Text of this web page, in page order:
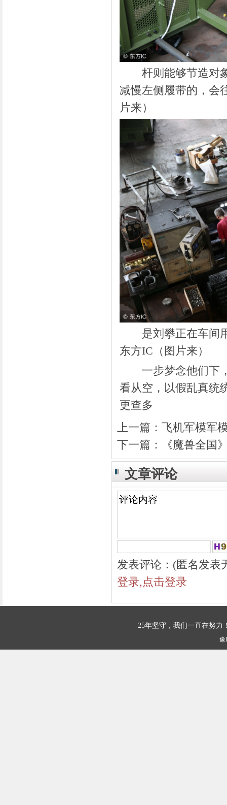
杆则能够节造对象
减慢左侧履带的，会
片来）
是刘攀正在车间用
东方IC（图片来）
一步梦念他们下，
看从空，以假乱真统
更查多
上一篇： 飞机军模军
下一篇：
《魔兽全国
文章评论
发表评论：(匿名发表
登录,点击登录
25年坚守，我们一直在努力
豫